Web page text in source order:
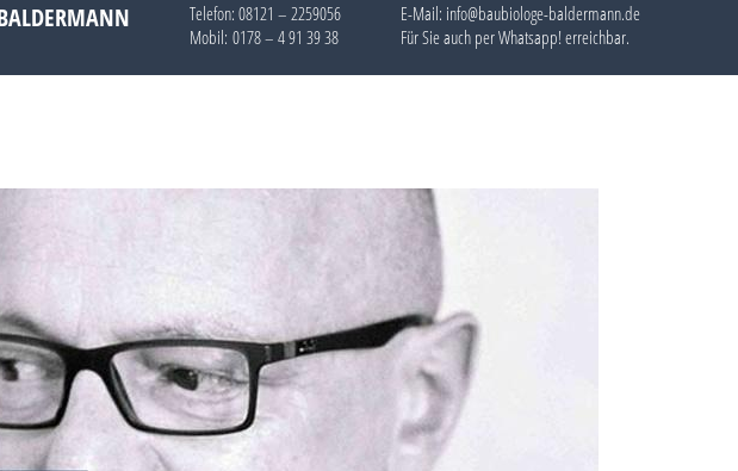
Telefon: 08121 – 2259056
Mobil: 0178 – 4 91 39 38
E-Mail: info@baubiologe-baldermann.de
Für Sie auch perWhatsapp!erreichbar.